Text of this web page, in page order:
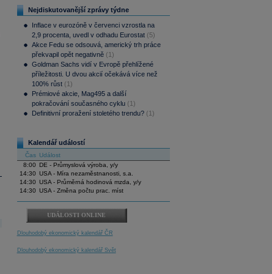
Nejdiskutovanější zprávy týdne
Inflace v eurozóně v červenci vzrostla na
2,9 procenta, uvedl v odhadu Eurostat (5)
Akce Fedu se odsouvá, americký trh práce
překvapil opět negativně (1)
Goldman Sachs vidí v Evropě přehlížené
příležitosti. U dvou akcií očekává více než
100% růst (1)
Prémiové akcie, Mag495 a další
pokračování současného cyklu (1)
Definitivní proražení stoletého trendu? (1)
Kalendář událostí
Čas Událost
8:00
DE - Průmyslová výroba, y/y
14:30 USA - Míra nezaměstnanosti, s.a.
14:30 USA - Průměrná hodinová mzda, y/y
14:30 USA - Změna počtu prac. míst
UDÁLOSTI ONLINE
Dlouhodobý ekonomický kalendář ČR
Dlouhodobý ekonomický kalendář Svět